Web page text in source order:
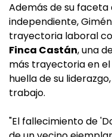
Además de su
independiente,
trayectoria laboral
Finca Castán, una
más trayectoria en
huella de su
trabajo.
"El fallecimiento de